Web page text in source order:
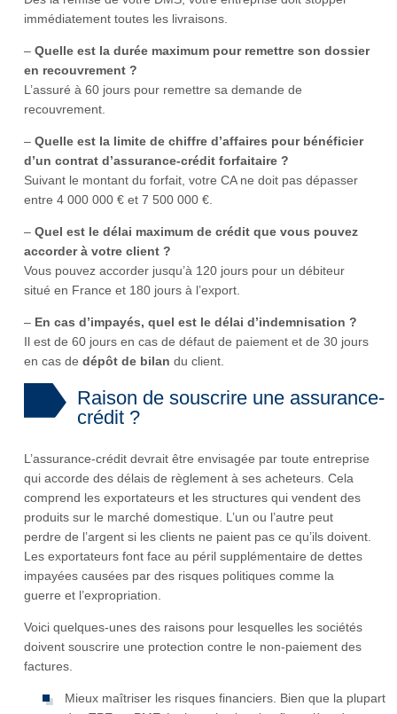
immédiatement toutes les livraisons.
– Quelle est la durée maximum pour remettre son dossier
en recouvrement ?
L’assuré à 60 jours pour remettre sa demande de
recouvrement.
– Quelle est la limite de chiffre d’affaires pour bénéficier
d’un contrat d’assurance-crédit forfaitaire ?
Suivant le montant du forfait, votre CA ne doit pas dépasser
entre 4 000 000 € et 7 500 000 €.
– Quel est le délai maximum de crédit que vous pouvez
accorder à votre client ?
Vous pouvez accorder jusqu’à 120 jours pour un débiteur
situé en France et 180 jours à l’export.
– En cas d’impayés, quel est le délai d’indemnisation ?
Il est de 60 jours en cas de défaut de paiement et de 30 jours
en cas de dépôt de bilan du client.
Raison de souscrire une assurance-
crédit ?
L’assurance-crédit devrait être envisagée par toute entreprise
qui accorde des délais de règlement à ses acheteurs. Cela
comprend les exportateurs et les structures qui vendent des
produits sur le marché domestique. L’un ou l’autre peut
perdre de l’argent si les clients ne paient pas ce qu’ils doivent.
Les exportateurs font face au péril supplémentaire de dettes
impayées causées par des risques politiques comme la
guerre et l’expropriation.
Voici quelques-unes des raisons pour lesquelles les sociétés
doivent souscrire une protection contre le non-paiement des
factures.
Mieux maîtriser les risques financiers. Bien que la plupart